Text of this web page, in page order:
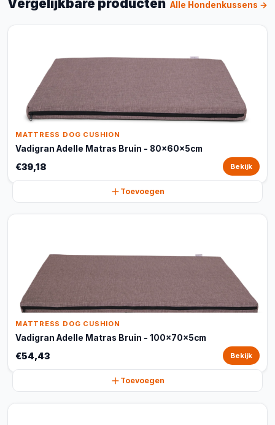
Vergelijkbare producten Alle Hondenkussens →
MATTRESS DOG CUSHION
Vadigran Adelle Matras Bruin - 80x60x5cm
€39,18 Bekijk
Toevoegen
MATTRESS DOG CUSHION
Vadigran Adelle Matras Bruin - 100x70x5cm
€54,43 Bekijk
Toevoegen